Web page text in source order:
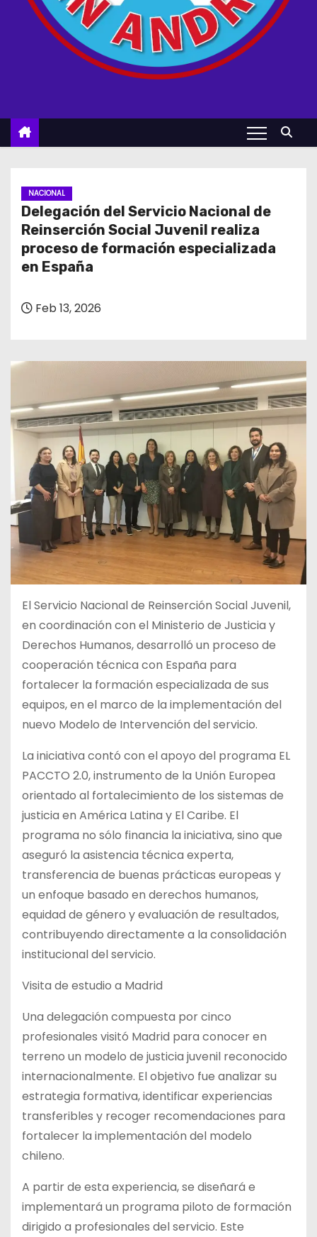
NACIONAL
Delegación del Servicio Nacional de
Reinserción Social Juvenil realiza
proceso de formación especializada
en España
Feb 13, 2026
El Servicio Nacional de Reinserción Social Juvenil,
en coordinación con el Ministerio de Justicia y
Derechos Humanos, desarrolló un proceso de
cooperación técnica con España para
fortalecer la formación especializada de sus
equipos, en el marco de la implementación del
nuevo Modelo de Intervención del servicio.
La iniciativa contó con el apoyo del programa EL
PACCTO 2.0, instrumento de la Unión Europea
orientado al fortalecimiento de los sistemas de
justicia en América Latina y El Caribe. El
programa no sólo financia la iniciativa, sino que
aseguró la asistencia técnica experta,
transferencia de buenas prácticas europeas y
un enfoque basado en derechos humanos,
equidad de género y evaluación de resultados,
contribuyendo directamente a la consolidación
institucional del servicio.
Visita de estudio a Madrid
Una delegación compuesta por cinco
profesionales visitó Madrid para conocer en
terreno un modelo de justicia juvenil reconocido
internacionalmente. El objetivo fue analizar su
estrategia formativa, identificar experiencias
transferibles y recoger recomendaciones para
fortalecer la implementación del modelo
chileno.
A partir de esta experiencia, se diseñará e
implementará un programa piloto de formación
dirigido a profesionales del servicio. Este